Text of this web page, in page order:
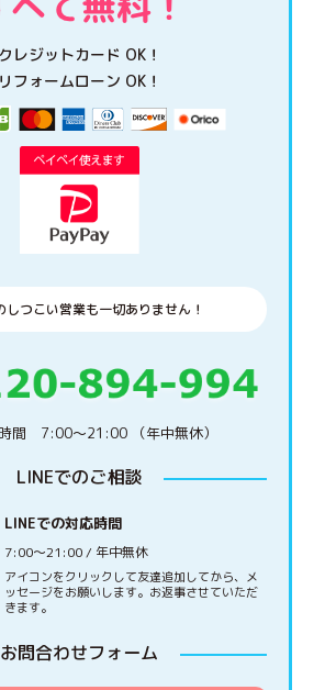
クレジットカード OK！
リフォームローン OK！
しつこい営業も一切ありません！
間 7:00〜21:00 （年中無休）
LINEでのご相談
LINEでの対応時間
7:00〜21:00 / 年中無休
アイコンをクリックして友達追加してから、メ
ッセージをお願いします。お返事させていただ
きます。
お問合わせフォーム